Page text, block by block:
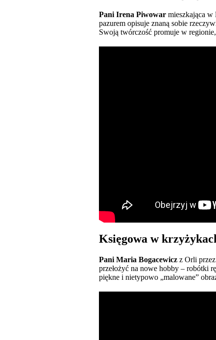
Pani Irena Piwowar mieszkająca w
pazurem opisuje znaną sobie
Swoją twórczość promuje w
Księgowa w
Pani Maria Bogacewicz z Orli
przełożyć na nowe hobby – robótki
piękne i nietypowo „malowane”